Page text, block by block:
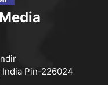
India Pin-226024